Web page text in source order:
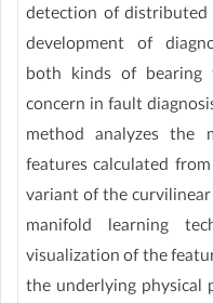
detection of distributed
development of
both kinds of bearing
concern in fault
method analyzes the
features calculated
variant of the
manifold learning
visualization of the
the underlying physical